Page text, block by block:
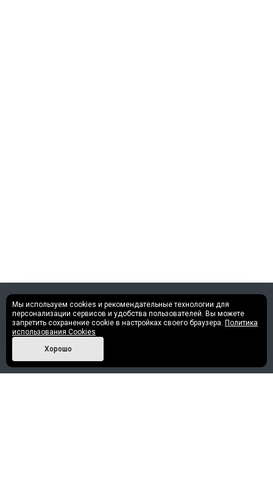
©2013 - 2026 Все права защищены.
Политика конфиденциальности
Мы используем cookies и рекомендательные технологии для
персонализации сервисов и удобства пользователей. Вы можете
запретить сохранение cookie в настройках своего браузера. Политика
использования Cookies
Хорошо